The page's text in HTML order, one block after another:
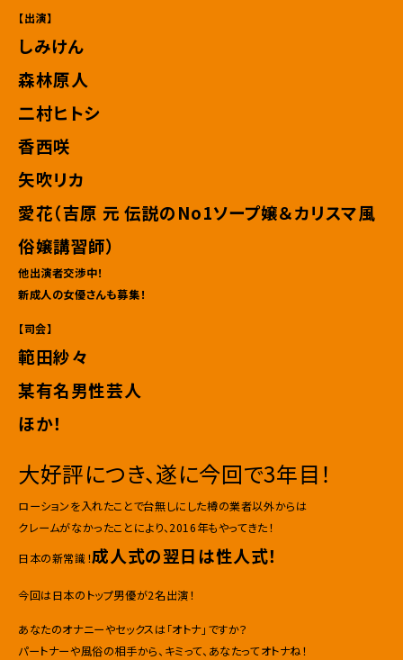
【出演】
しみけん
森林原人
二村ヒトシ
香西咲
矢吹リカ
愛花（吉原 元 伝説のNo1ソープ嬢＆カリスマ風
俗嬢講習師）
他出演者交渉中！
新成人の女優さんも募集！
【司会】
範田紗々
某有名男性芸人
ほか！
大好評につき、遂に今回で3年目！
ローションを入れたことで台無しにした樽の業者以外からは
クレームがなかったことにより、2016年もやってきた！
日本の新常識！成人式の翌日は性人式！
今回は日本のトップ男優が2名出演！
あなたのオナニーやセックスは「オトナ」ですか？
パートナーや風俗の相手から、キミって、あなたってオトナね！